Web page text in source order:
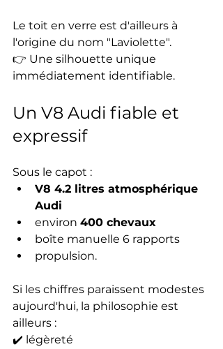
Le toit en verre est d'ailleurs à
l'origine du nom "Laviolette".
👉 Une silhouette unique
immédiatement identifiable.
Un V8 Audi fiable et
expressif
Sous le capot :
V8 4.2 litres atmosphérique
Audi
environ 400 chevaux
boîte manuelle 6 rapports
propulsion.
Si les chiffres paraissent modestes
aujourd'hui, la philosophie est
ailleurs :
✔️ légèreté